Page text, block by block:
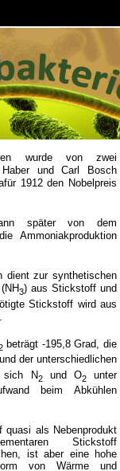
wurde von zwei
und Carl Bosch
1912 den Nobelpreis
später von dem
Ammoniakproduktion
dient zur synthetischen
3) aus Stickstoff und
Stickstoff wird aus
beträgt -195,8 Grad, die
der unterschiedlichen
sich N2und O2unter
beim Abkühlen
quasi als Nebenprodukt
Stickstoff
ist aber eine hohe
von Wärme und